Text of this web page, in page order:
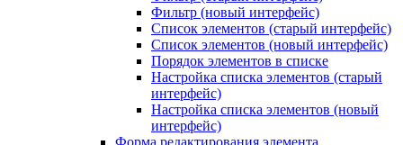
Фильтр (новый интерфейс)
Список элементов (старый интерфейс)
Список элементов (новый интерфейс)
Порядок элементов в списке
Настройка списка элементов (старый
интерфейс)
Настройка списка элементов (новый
интерфейс)
Форма редактирования элемента